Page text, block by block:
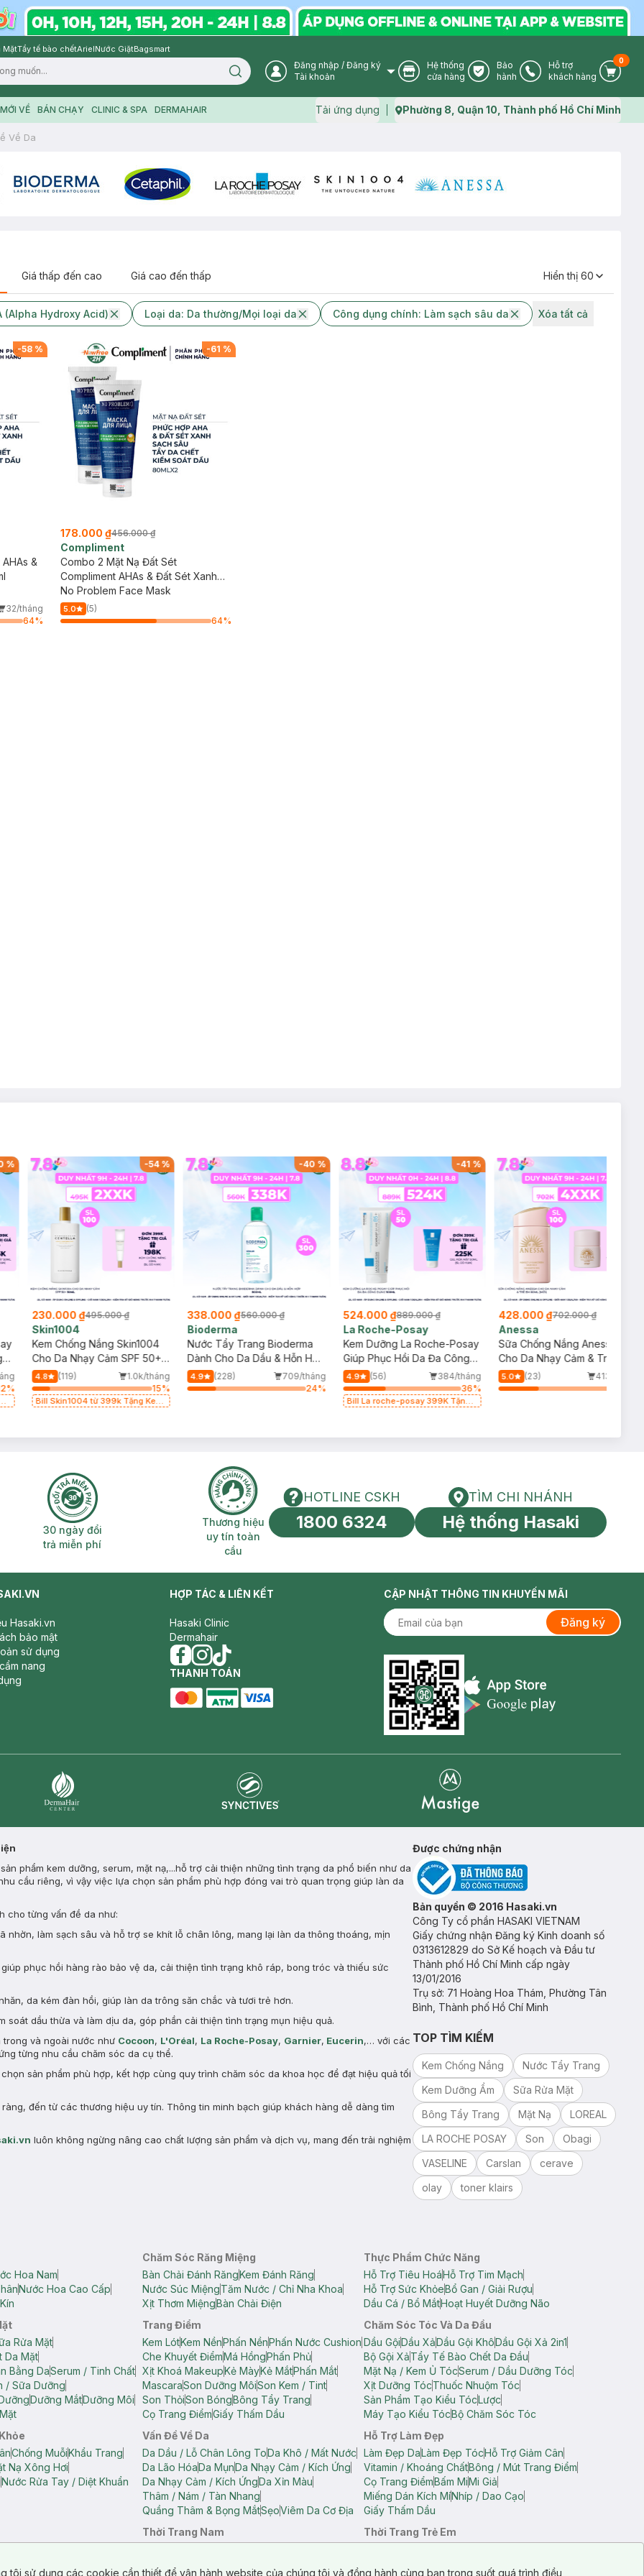
MặtTẩy tế bào chếtArielNước GiặtBagsmart
Search icon User Icon
Đăng nhập / Đăng ký
Tài khoản
Store Icon
Hệ thống
cửa hàng
Warranty Icon
Bảo
hành
Phone Icon
Hỗ trợ
khách hàng
Cart
0
VỀ BÁN CHẠY CLINIC & SPA DERMAHAIR Tải ứng dụng Map icon
Phường 8, Quận 10, Thành phố Hồ Chí Minh
Về Da
Giá thấp đến cao Giá cao đến thấp Hiển thị 60
(Alpha Hydroxy Acid) Loại da: Da thường/Mọi loại da Công dụng chính: Làm sạch sâu da Xóa tất cả
-58%
&
32/tháng
64%
-61 %
178.000 ₫456.000 ₫
Compliment
Combo 2 Mặt Nạ Đất Sét
Compliment AHAs & Đất Sét Xanh
Sạch Sâu 80ml
No Problem Face Mask
5.0
(5)
64%
%
%
-54%
230.000 ₫495.000 ₫
Skin1004
Kem Chống Nắng Skin1004
Cho Da Nhạy Cảm SPF 50+
50ml
4.8 (119)
1.0k/tháng
15%
Bill Skin1004 từ 399k Tặng Kem
-40 %
338.000 ₫560.000 ₫
Bioderma
Nước Tẩy Trang Bioderma
Dành Cho Da Dầu & Hỗn Hợp
500ml
4.9 (228)
709/tháng
24%
-41 %
524.000 ₫889.000 ₫
La Roche-Posay
Kem Dưỡng La Roche-Posay
Giúp Phục Hồi Da Đa Công
Dụng 100ml
4.9 (56)
384/tháng
36%
Bill La roche-posay 399K Tặng
428.000 ₫702.000 ₫
Anessa
Sữa Chống Nắng Anessa
Cho Da Nhạy Cảm & Trẻ Em
60ml (Mới)
5.0 (23)
413/tháng
2H 30 ngày đổi trả miễn phí
30 ngày đổi
trả miễn phí
Thương hiệu uy tín toàn cầu
Thương hiệu
uy tín toàn
cầu
HOTLINE CSKH
HOTLINE CSKH
1800 6324
Tìm chi nhánh
TÌM CHI NHÁNH
Hệ thống Hasaki
Hasaki.vn
bảo mật
sử dụng
nang
HỢP TÁC & LIÊN KẾT
Hasaki Clinic
Dermahair
facebook
instagram
tiktok
THANH TOÁN
CẬP NHẬT THÔNG TIN KHUYẾN MÃI
Đăng ký
Appstore icon
phẩm kem dưỡng, serum, mặt nạ,...hỗ trợ cải thiện những tình trạng da phổ biến như da
cầu riêng, vì vậy việc lựa chọn sản phẩm phù hợp đóng vai trò quan trọng giúp làn da
cho từng vấn đề da như:
nhờn, làm sạch sâu và hỗ trợ se khít lỗ chân lông, mang lại làn da thông thoáng, mịn
phục hồi hàng rào bảo vệ da, cải thiện tình trạng khô ráp, bong tróc và thiếu sức
da kém đàn hồi, giúp làn da trông săn chắc và tươi trẻ hơn.
soát dầu thừa và làm dịu da, góp phần cải thiện tình trạng mụn hiệu quả.
và ngoài nước như Cocoon, L'Oréal, La Roche-Posay, Garnier, Eucerin,… với các
từng nhu cầu chăm sóc da cụ thể.
sản phẩm phù hợp, kết hợp cùng quy trình chăm sóc da khoa học để đạt hiệu quả tối
đến từ các thương hiệu uy tín. Thông tin minh bạch giúp khách hàng dễ dàng tìm
luôn không ngừng nâng cao chất lượng sản phẩm và dịch vụ, mang đến trải nghiệm
Được chứng nhận
Bản quyền © 2016 Hasaki.vn
Công Ty cổ phần HASAKI VIETNAM
Giấy chứng nhận Đăng ký Kinh doanh số
0313612829 do Sở Kế hoạch và Đầu tư
Thành phố Hồ Chí Minh cấp ngày
13/01/2016
Trụ sở: 71 Hoàng Hoa Thám, Phường Tân
Bình, Thành phố Hồ Chí Minh
TOP TÌM KIẾM
Kem Chống Nắng
Nước Tẩy Trang
Kem Dưỡng Ẩm
Sữa Rửa Mặt
Bông Tẩy Trang
Mặt Nạ
LOREAL
LA ROCHE POSAY
Son
Obagi
VASELINE
Carslan
cerave
olay
toner klairs
Hoa Nam
Nước Hoa Cao Cấp
Chăm Sóc Răng Miệng
Bàn Chải Đánh RăngKem Đánh Răng
Nước Súc MiệngTăm Nước / Chỉ Nha Khoa
Xịt Thơm MiệngBàn Chải Điện
Thực Phẩm Chức Năng
Hỗ Trợ Tiêu HoáHỗ Trợ Tim Mạch
Hỗ Trợ Sức KhỏeBổ Gan / Giải Rượu
Dầu Cá / Bổ MắtHoạt Huyết Dưỡng Não
Rửa Mặt
Da Mặt
Bằng DaSerum / Tinh Chất
/ Sữa Dưỡng
Dưỡng MắtDưỡng Môi
Trang Điểm
Kem LótKem NềnPhấn NềnPhấn Nước Cushion
Che Khuyết ĐiểmMá HồngPhấn Phủ
Xịt Khoá MakeupKẻ MàyKẻ MắtPhấn Mắt
MascaraSon Dưỡng MôiSon Kem / Tint
Son ThỏiSon BóngBông Tẩy Trang
Cọ Trang ĐiểmGiấy Thấm Dầu
Chăm Sóc Tóc Và Da Đầu
Dầu GộiDầu XảDầu Gội KhôDầu Gội Xả 2in1
Bộ Gội XảTẩy Tế Bào Chết Da Đầu
Mặt Nạ / Kem Ủ TócSerum / Dầu Dưỡng Tóc
Xịt Dưỡng TócThuốc Nhuộm Tóc
Sản Phẩm Tạo Kiểu TócLược
Máy Tạo Kiểu TócBộ Chăm Sóc Tóc
Chống MuỗiKhẩu Trang
Nạ Xông Hơi
Nước Rửa Tay / Diệt Khuẩn
Vấn Đề Về Da
Da Dầu / Lỗ Chân Lông ToDa Khô / Mất Nước
Da Lão HóaDa MụnDa Nhạy Cảm / Kích Ứng
Da Nhạy Cảm / Kích ỨngDa Xỉn Màu
Thâm / Nám / Tàn Nhang
Quầng Thâm & Bọng MắtSẹoViêm Da Cơ Địa
Hỗ Trợ Làm Đẹp
Làm Đẹp DaLàm Đẹp TócHỗ Trợ Giảm Cân
Vitamin / Khoáng ChấtBông / Mút Trang Điểm
Cọ Trang ĐiểmBấm MiMi Giả
Miếng Dán Kích MíNhíp / Dao Cạo
Giấy Thấm Dầu
Thời Trang Nam
Thời Trang Trẻ Em
tôi sử dụng các cookie cần thiết để vận hành website của chúng tôi và đồng hành cùng bạn trong suốt quá trình điều